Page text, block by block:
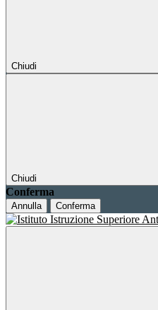
Chiudi
Chiudi
Conferma
Annulla Conferma